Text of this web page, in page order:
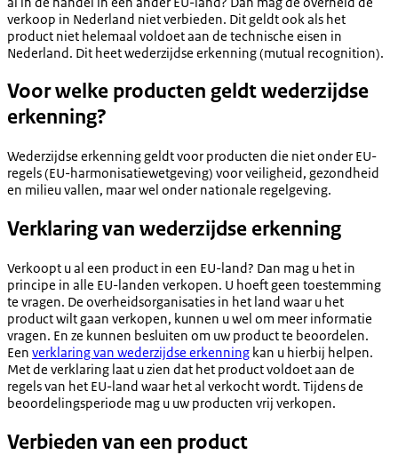
verkoop in Nederland niet verbieden. Dit geldt ook als het
product niet helemaal voldoet aan de technische eisen in
Nederland. Dit heet wederzijdse erkenning (mutual recognition).
Voor welke producten geldt wederzijdse
erkenning?
Wederzijdse erkenning geldt voor producten die niet onder EU-
regels (EU-harmonisatiewetgeving) voor veiligheid, gezondheid
en milieu vallen, maar wel onder nationale regelgeving.
Verklaring van wederzijdse erkenning
Verkoopt u al een product in een EU-land? Dan mag u het in
principe in alle EU-landen verkopen. U hoeft geen toestemming
te vragen. De overheidsorganisaties in het land waar u het
product wilt gaan verkopen, kunnen u wel om meer informatie
vragen. En ze kunnen besluiten om uw product te beoordelen.
Een verklaring van wederzijdse erkenning kan u hierbij helpen.
Met de verklaring laat u zien dat het product voldoet aan de
regels van het EU-land waar het al verkocht wordt. Tijdens de
beoordelingsperiode mag u uw producten vrij verkopen.
Verbieden van een product